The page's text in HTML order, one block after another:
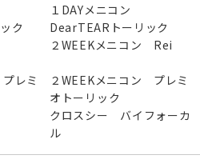
ク
１DAYメニコン
DearTEARトーリック
２WEEKメニコン Rei
レミ
２WEEKメニコン プレミ
オトーリック
クロスシー バイフォーカ
ル